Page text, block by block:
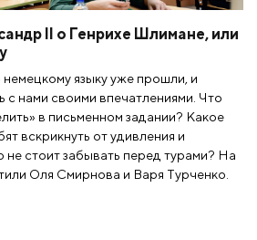
II о Генрихе Шлимане, или
языку уже прошли, и
с нами своими впечатлениями. Что
в письменном задании? Какое
вскрикнуть от удивления и
стоит забывать перед турами? На
Оля Смирнова и Варя Турченко.